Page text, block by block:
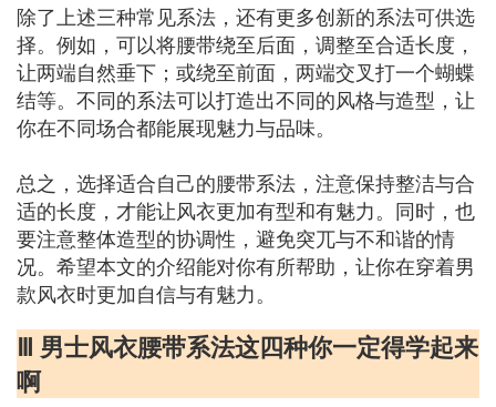
除了上述三种常见系法，还有更多创新的系法可供选
择。例如，可以将腰带绕至后面，调整至合适长度，
让两端自然垂下；或绕至前面，两端交叉打一个蝴蝶
结等。不同的系法可以打造出不同的风格与造型，让
你在不同场合都能展现魅力与品味。
总之，选择适合自己的腰带系法，注意保持整洁与合
适的长度，才能让风衣更加有型和有魅力。同时，也
要注意整体造型的协调性，避免突兀与不和谐的情
况。希望本文的介绍能对你有所帮助，让你在穿着男
款风衣时更加自信与有魅力。
Ⅲ 男士风衣腰带系法这四种你一定得学起来
啊